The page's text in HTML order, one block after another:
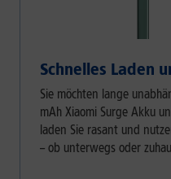
Schnelles Laden
Sie möchten lange
mAh Xiaomi Surge Akku
laden Sie rasant und
– ob unterwegs oder